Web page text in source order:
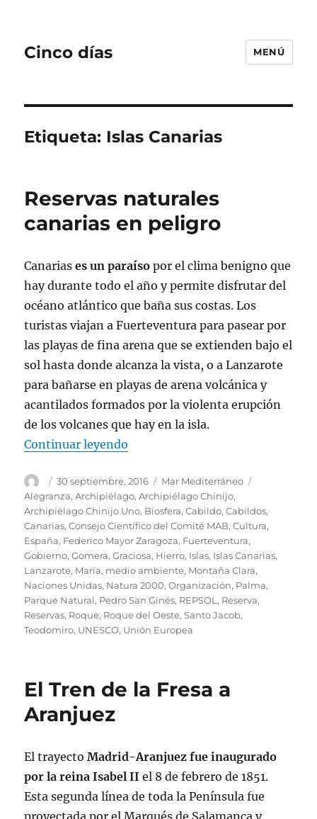
Cinco días MENÚ
Etiqueta: Islas Canarias
Reservas naturales
canarias en peligro
Canarias es un paraíso por el clima benigno que
hay durante todo el año y permite disfrutar del
océano atlántico que baña sus costas. Los
turistas viajan a Fuerteventura para pasear por
las playas de fina arena que se extienden bajo el
sol hasta donde alcanza la vista, o a Lanzarote
para bañarse en playas de arena volcánica y
acantilados formados por la violenta erupción
de los volcanes que hay en la isla.
Continuar leyendo
Autor
Publicado
el
30 septiembre, 2016 Categorías
Mar Mediterráneo
Alegranza,Archipiélago,Archipiélago Chinijo,
Archipiélago Chinijo Uno, Biosfera,Cabildo,Cabildos,
Canarias,Consejo Científico del Comité MAB,Cultura,
España, Federico Mayor Zaragoza, Fuerteventura,
Gobierno,Gomera,Graciosa, Hierro, Islas, Islas Canarias,
Lanzarote, María, medio ambiente, Montaña Clara,
Naciones Unidas, Natura 2000,Organización, Palma,
Parque Natural, Pedro San Ginés, REPSOL , Reserva,
Reservas, Roque, Roque del Oeste,Santo Jacob,
Teodomiro, UNESCO, Unión Europea
El Tren de la Fresa a
Aranjuez
El trayectoMadrid-Aranjuez fue inaugurado
por la reina Isabel II el 8 de febrero de 1851.
Esta segunda línea de toda la Península fue